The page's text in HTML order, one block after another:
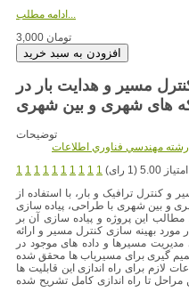
ادامه مطلب...
3,000 تومان
مسیر و هدایت بار در
های شهری و بین شهری
توضیحات
رشته مهندسي فناوري اطلاعات
1 1 1 1 1 1 1 1 1 1
امتیاز 5.00 (1 رای)
و کنترل ترافیک و بار، با استفاده از
و بین شهری با طراحی، پیاده سازی
مطالب این پروژه و پیاده سازی آن بر
بهینه سازی کنترل مسیر و ارائه
مسیرها و داده های موجود در
گیری برای مسیریاب ها محقق شده
لازم برای راه اندازی این قابلیت ها
مراحل تا راه اندازی کامل تشریح شده